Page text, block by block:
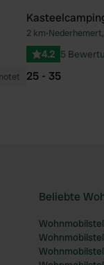
Favorit2 km•
4.2 5
25 - 35
Beliebte